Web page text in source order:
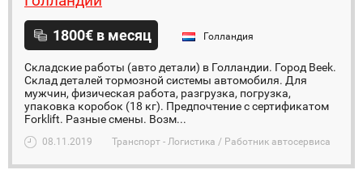
1800€ в месяц Голландия
Складские работы (авто детали) в Голландии. Город Beek.
Склад деталей тормозной системы автомобиля. Для
мужчин, физическая работа, разгрузка, погрузка,
упаковка коробок (18 кг). Предпочтение с сертификатом
Forklift. Разные смены. Возм...
08.11.2019 Транспорт - Логистика / Работник автосервиса